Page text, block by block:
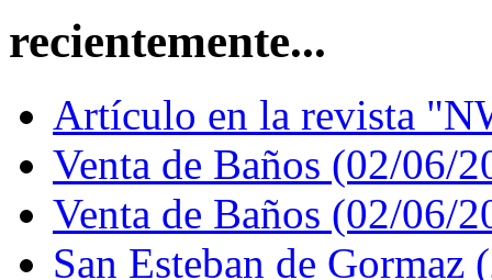
recientemente...
Artículo en la revista
Venta de Baños (02/06/
Venta de Baños (02/06/
San Esteban de Gormaz